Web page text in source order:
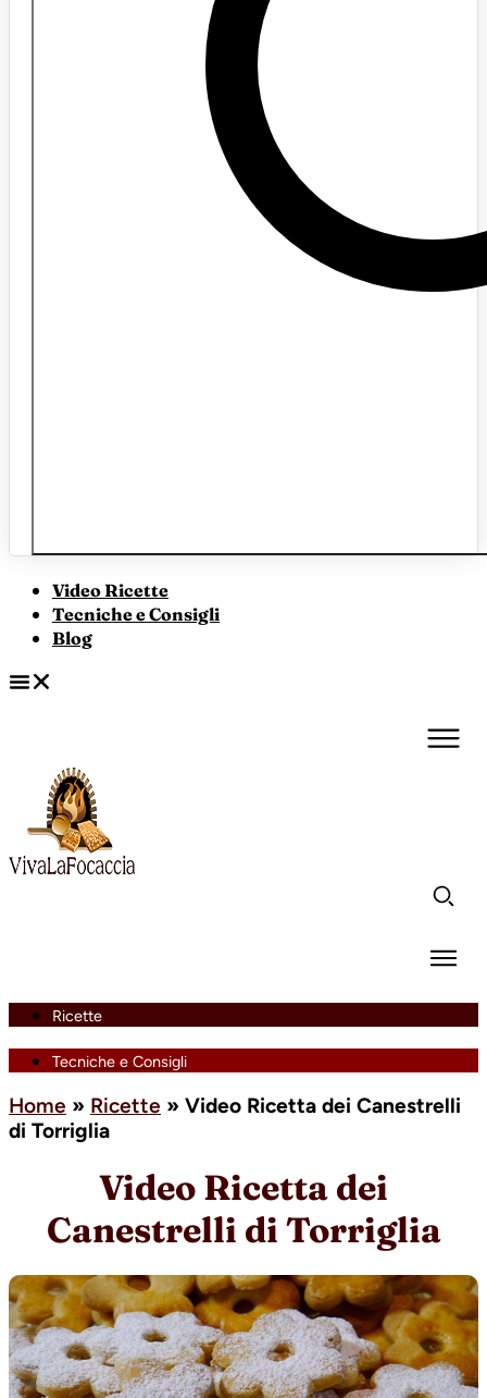
Video Ricette
Tecniche e Consigli
Blog
Ricette
Tecniche e Consigli
Home » Ricette » Video Ricetta dei Canestrelli
di Torriglia
Video Ricetta dei
Canestrelli di Torriglia